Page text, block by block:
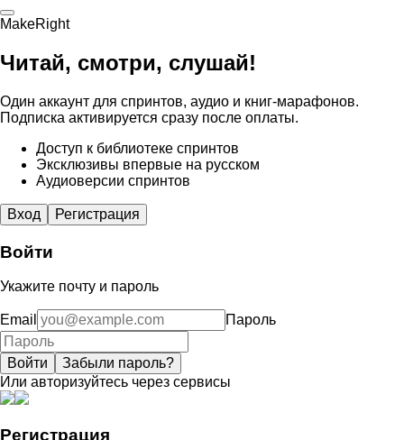
MakeRight
Читай, смотри, слушай!
Один аккаунт для спринтов, аудио и книг-марафонов.
Подписка активируется сразу после оплаты.
Доступ к библиотеке спринтов
Эксклюзивы впервые на русском
Аудиоверсии спринтов
Вход Регистрация
Войти
Укажите почту и пароль
Email Пароль
Войти
Забыли пароль?
Или авторизуйтесь через сервисы
Регистрация